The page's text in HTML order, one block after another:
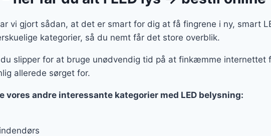
vi gjort sådan, at det er smart for dig at få fingrene i ny, smart
kategorier, så du nemt får det store overblik.
slipper for at bruge unødvendig tid på at finkæmme internettet
allerede sørget for.
vores andre interessante kategorier med LED belysning: